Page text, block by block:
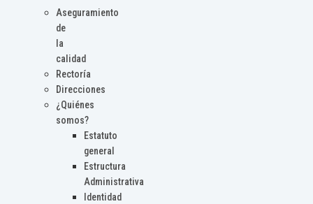
Aseguramiento
de
la
calidad
Rectoría
Direcciones
¿Quiénes
somos?
Estatuto
general
Estructura
Administrativa
Identidad